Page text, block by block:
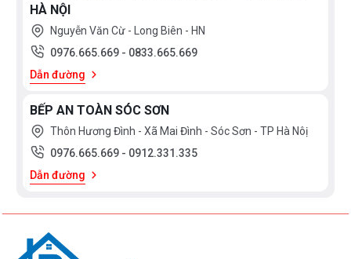
HÀ NỘI
Nguyễn Văn Cừ - Long Biên - HN
0976.665.669 - 0833.665.669
Dẫn đường
BẾP AN TOÀN SÓC SƠN
Thôn Hương Đình - Xã Mai Đình - Sóc Sơn - TP Hà Nôị
0976.665.669 - 0912.331.335
Dẫn đường